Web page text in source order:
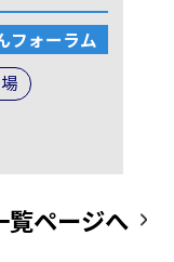
フォーラム
覧ページへ